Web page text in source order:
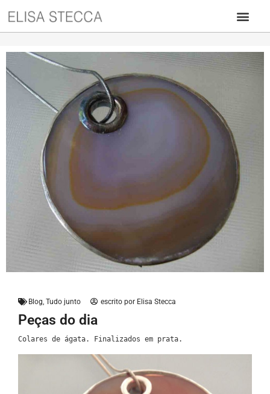
Blog, Tudo junto escrito por Elisa Stecca
Peças do dia
Colares de ágata. Finalizados em prata.